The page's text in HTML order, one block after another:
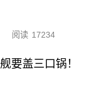
阅读 17234
要盖三口锅！